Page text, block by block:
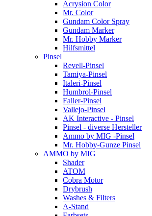
Acrysion Color
Mr. Color
Gundam Color Spray
Gundam Marker
Mr. Hobby Marker
Hilfsmittel
Pinsel
Revell-Pinsel
Tamiya-Pinsel
Italeri-Pinsel
Humbrol-Pinsel
Faller-Pinsel
Vallejo-Pinsel
AK Interactive - Pinsel
Pinsel - diverse Hersteller
Ammo by MIG -Pinsel
Mr. Hobby-Gunze Pinsel
AMMO by MIG
Shader
ATOM
Cobra Motor
Drybrush
Washes & Filters
A-Stand